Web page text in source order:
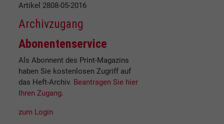
Artikel 2808-05-2016
Archivzugang
Abonentenservice
Als Abonnent des Print-Magazins
haben Sie kostenlosen Zugriff auf
das Heft-Archiv. Beantragen Sie hier
Ihren Zugang.
zum Login